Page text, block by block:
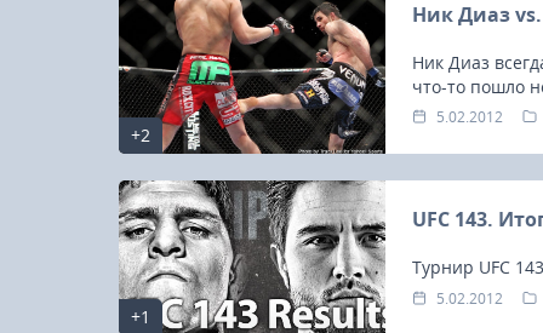
+2
Ник Диаз
Ник Диаз
что-то пошло
5.02.2012
+1
UFC 143.
Турнир UFC
5.02.2012